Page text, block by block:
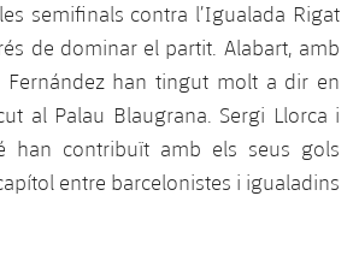
semifinals contra l’Igualada Rigat
de dominar el partit. Alabart, amb
Fernández han tingut molt a dir en
al Palau Blaugrana. Sergi Llorca i
han contribuït amb els seus gols
entre barcelonistes i igualadins